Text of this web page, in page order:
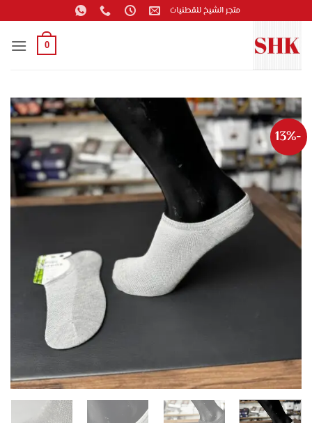
للمحتوى
متجر الشيخ للقطنيات
0
-13%